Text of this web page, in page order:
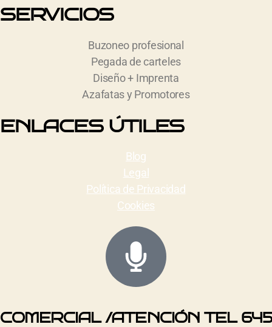
SERVICIOS
Buzoneo profesional
Pegada de carteles
Diseño + Imprenta
Azafatas y Promotores
ENLACES ÚTILES
Blog
Legal
Política de Privacidad
Cookies
COMERCIAL /ATENCIÓN TEL 645